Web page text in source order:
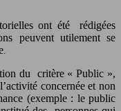
ont été rédigées
peuvent utilement se
du critère « Public »,
concernée et non
(exemple : le public